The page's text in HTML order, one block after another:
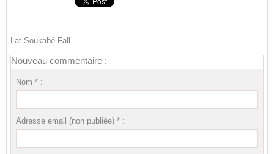
Lat Soukabé Fall
Nouveau commentaire :
Nom * :
Adresse email (non publiée) * :